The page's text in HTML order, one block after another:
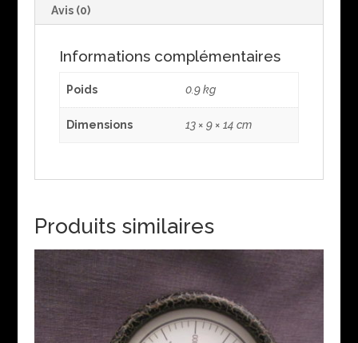
Avis (0)
Informations complémentaires
Poids 0.9 kg
Dimensions 13 × 9 × 14 cm
Produits similaires